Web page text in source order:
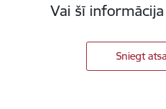
Vai šī
Sniegt